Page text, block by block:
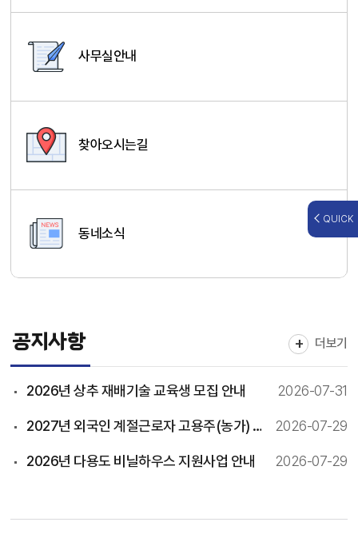
사무실안내
찾아오시는길
동네소식
공지사항 더보기
2026년 상추 재배기술 교육생 모집 안내 2026-07-31
2027년 외국인 계절근로자 고용주(농가) 수요조사 신청 안내 2026-07-29
2026년 다용도 비닐하우스 지원사업 안내 2026-07-29
QUICK